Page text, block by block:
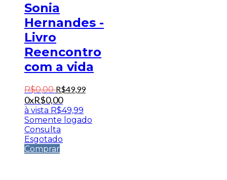
Sonia
Hernandes -
Livro
Reencontro
com a vida
R$0,00 R$49,99
0xR$0,00
à vista R$49,99
Somente logado
Consulta
Esgotado
Comprar